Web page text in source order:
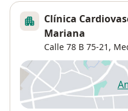
Clínica
Mariana
Calle 78 B 75-21,